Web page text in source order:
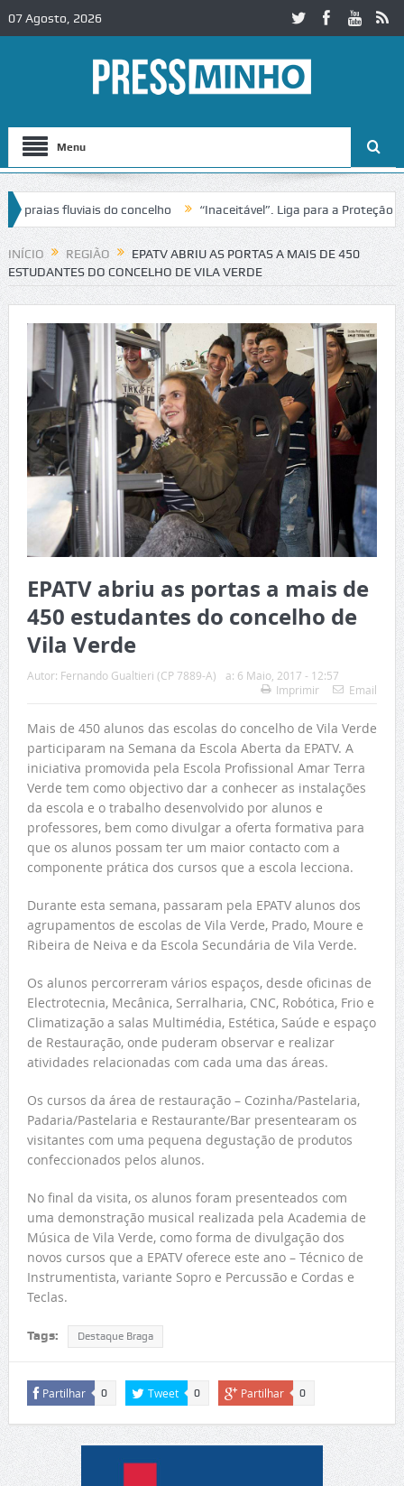
07 Agosto, 2026
Menu
fluviais do concelho “Inaceitável”. Liga para a Proteção da
trânsito no IC2 em Alcobaça Igreja do Castelo de Cerveira
INÍCIO REGIÃO
EPATV ABRIU AS PORTAS A MAIS DE 450
ESTUDANTES DO CONCELHO DE VILA VERDE
EPATV abriu as portas a mais de
450 estudantes do concelho de
Vila Verde
Autor: Fernando Gualtieri (CP 7889-A) a: 6 Maio, 2017 - 12:57
Imprimir
Email
Mais de 450 alunos das escolas do concelho de Vila Verde
participaram na Semana da Escola Aberta da EPATV. A
iniciativa promovida pela Escola Profissional Amar Terra
Verde tem como objectivo dar a conhecer as instalações
da escola e o trabalho desenvolvido por alunos e
professores, bem como divulgar a oferta formativa para
que os alunos possam ter um maior contacto com a
componente prática dos cursos que a escola lecciona.
Durante esta semana, passaram pela EPATV alunos dos
agrupamentos de escolas de Vila Verde, Prado, Moure e
Ribeira de Neiva e da Escola Secundária de Vila Verde.
Os alunos percorreram vários espaços, desde oficinas de
Electrotecnia, Mecânica, Serralharia, CNC, Robótica, Frio e
Climatização a salas Multimédia, Estética, Saúde e espaço
de Restauração, onde puderam observar e realizar
atividades relacionadas com cada uma das áreas.
Os cursos da área de restauração – Cozinha/Pastelaria,
Padaria/Pastelaria e Restaurante/Bar presentearam os
visitantes com uma pequena degustação de produtos
confeccionados pelos alunos.
No final da visita, os alunos foram presenteados com
uma demonstração musical realizada pela Academia de
Música de Vila Verde, como forma de divulgação dos
novos cursos que a EPATV oferece este ano – Técnico de
Instrumentista, variante Sopro e Percussão e Cordas e
Teclas.
Tags: Destaque Braga
Partilhar 0 Tweet 0 Partilhar 0